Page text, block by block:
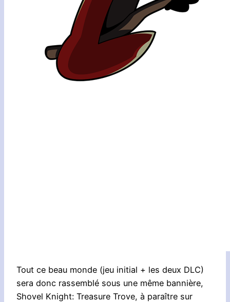
Tout ce beau monde (jeu initial + les deux DLC)
sera donc rassemblé sous une même bannière,
Shovel Knight: Treasure Trove, à paraître sur